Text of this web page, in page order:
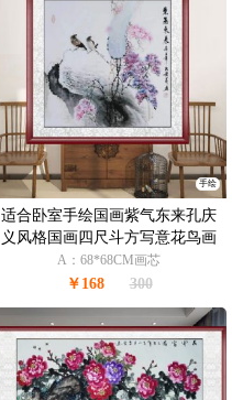
手绘
适合卧室手绘国画紫气东来孔庆
义风格国画四尺斗方写意花鸟画
A：68*68CM画芯
￥168 300